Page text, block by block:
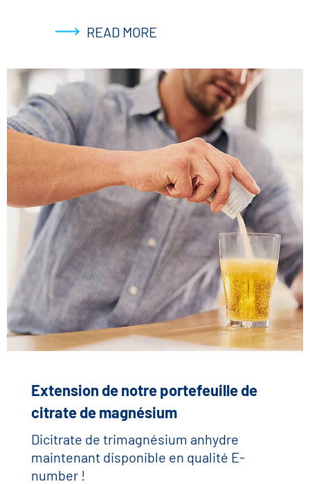
READ MORE
Extension de notre portefeuille de
citrate de magnésium
Dicitrate de trimagnésium anhydre
maintenant disponible en qualité E-
number !